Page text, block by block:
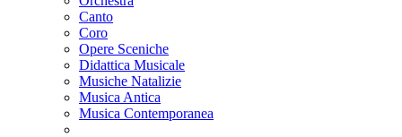
Canto
Coro
Opere Sceniche
Didattica Musicale
Musiche Natalizie
Musica Antica
Musica Contemporanea